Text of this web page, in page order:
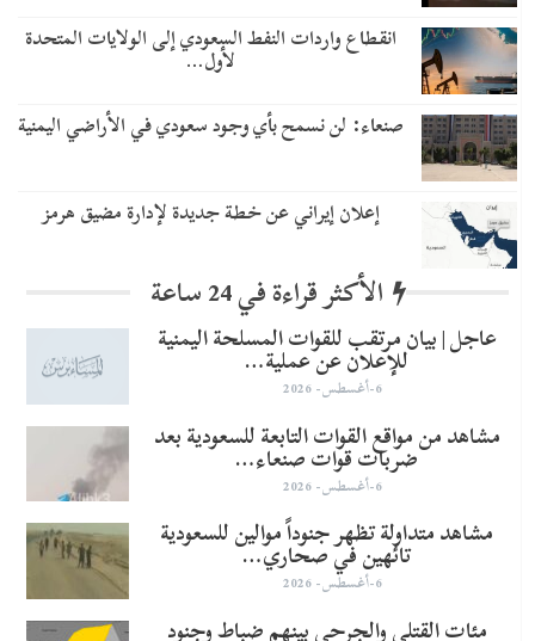
انقطاع واردات النفط السعودي إلى الولايات المتحدة
لأول…
صنعاء: لن نسمح بأي وجود سعودي في الأراضي اليمنية
إعلان إيراني عن خطة جديدة لإدارة مضيق هرمز
الأكثر قراءة في 24 ساعة
عاجل | بيان مرتقب للقوات المسلحة اليمنية
للإعلان عن عملية…
6-أغسطس- 2026
مشاهد من مواقع القوات التابعة للسعودية بعد
ضربات قوات صنعاء…
6-أغسطس- 2026
مشاهد متداولة تظهر جنوداً موالين للسعودية
تائهين في صحاري…
6-أغسطس- 2026
مئات القتلى والجرحى بينهم ضباط وجنود